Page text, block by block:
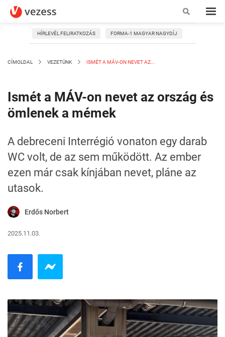
HÍRLEVÉL FELIRATKOZÁS FORMA-1 MAGYAR NAGYDÍJ
CÍMOLDAL VEZETÜNK ISMÉT A MÁV-ON NEVET AZ...
Ismét a MÁV-on nevet az ország és
ömlenek a mémek
A debreceni Interrégió vonaton egy darab
WC volt, de az sem működött. Az ember
ezen már csak kínjában nevet, pláne az
utasok.
Erdős Norbert
2025.11.03.